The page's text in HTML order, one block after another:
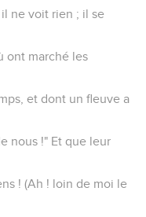
ne voit rien ; il se
ont marché les
et dont un fleuve a
nous !" Et que leur
! (Ah ! loin de moi le